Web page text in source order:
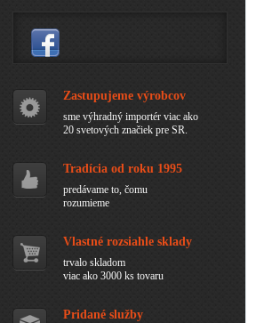
Zastupujeme výrobcov
sme výhradný importér viac ako
20 svetových značiek pre SR.
Tradícia od roku 1995
predávame to, čomu
rozumieme
Vlastné rozsiahle sklady
trvalo skladom
viac ako 3000 ks tovaru
Pridané služby